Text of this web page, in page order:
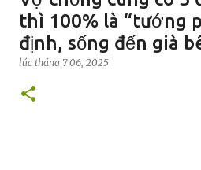
thì 100% là “tướng
định, sống đến già
lúc tháng 7 06, 2025